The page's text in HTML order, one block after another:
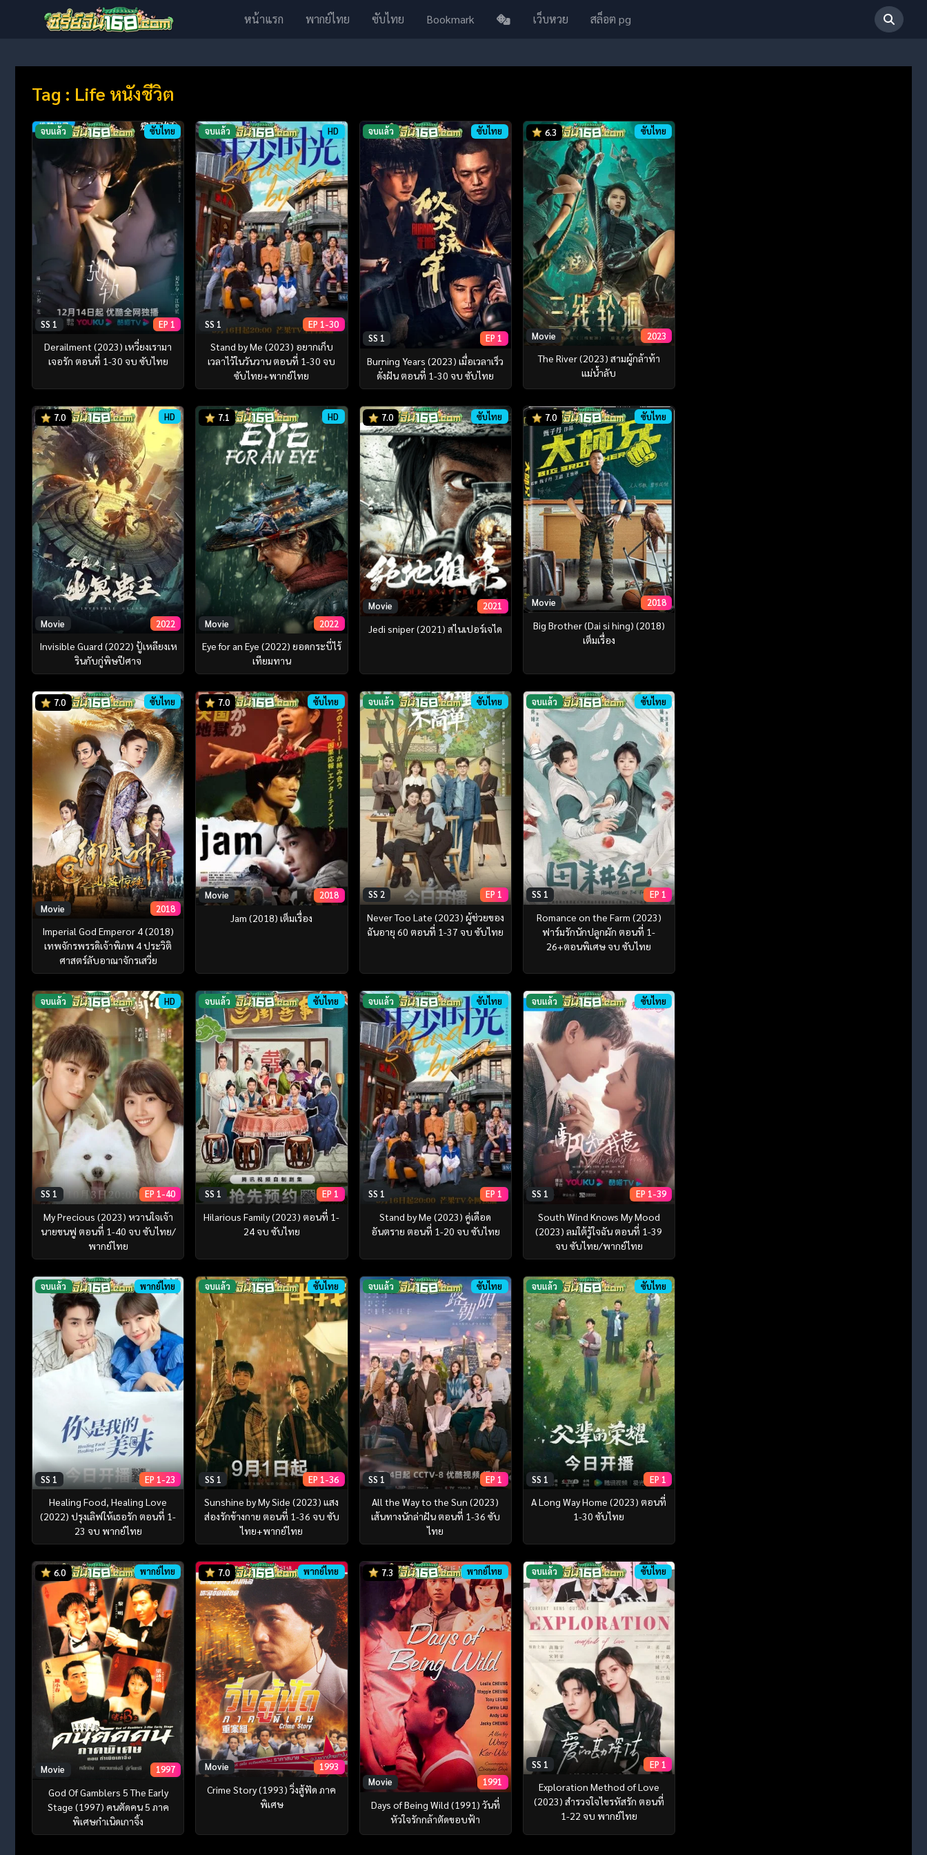
หน้าแรก พากย์ไทย ซับไทย Bookmark เว็บหวย สล็อต pg
Tag : Life หนังชีวิต
จบแล้ว ซับไทย
SS 1 EP 1
Derailment (2023) เหวี่ยงเรามา
เจอรัก ตอนที่ 1-30 จบ ซับไทย
จบแล้ว HD
SS 1 EP 1-30
Stand by Me (2023) อยากเก็บ
เวลาไว้ในวันวาน ตอนที่ 1-30 จบ
ซับไทย+พากย์ไทย
จบแล้ว ซับไทย
SS 1 EP 1
Burning Years (2023) เมื่อเวลาเร็ว
ดั่งฝัน ตอนที่ 1-30 จบ ซับไทย
6.3 ซับไทย
Movie 2023
The River (2023) สามผู้กล้าท้า
แม่น้ำลับ
7.0 HD
Movie 2022
Invisible Guard (2022) ปู้เหลียงเห
รินกับกู่พิษปีศาจ
7.1 HD
Movie 2022
Eye for an Eye (2022) ยอดกระบี่ไร้
เทียมทาน
7.0 ซับไทย
Movie 2021
Jedi sniper (2021) สไนเปอร์เจได
7.0 ซับไทย
Movie 2018
Big Brother (Dai si hing) (2018)
เต็มเรื่อง
7.0 ซับไทย
Movie 2018
Imperial God Emperor 4 (2018)
เทพจักรพรรดิเจ้าพิภพ 4 ประวิติ
ศาสตร์ลับอาณาจักรเสวี่ย
7.0 ซับไทย
Movie 2018
Jam (2018) เต็มเรื่อง
จบแล้ว ซับไทย
SS 2 EP 1
Never Too Late (2023) ผู้ช่วยของ
ฉันอายุ 60 ตอนที่ 1-37 จบ ซับไทย
จบแล้ว ซับไทย
SS 1 EP 1
Romance on the Farm (2023)
ฟาร์มรักนักปลูกผัก ตอนที่ 1-
26+ตอนพิเศษ จบ ซับไทย
จบแล้ว HD
SS 1 EP 1-40
My Precious (2023) หวานใจเจ้า
นายขนฟู ตอนที่ 1-40 จบ ซับไทย/
พากย์ไทย
จบแล้ว ซับไทย
SS 1 EP 1
Hilarious Family (2023) ตอนที่ 1-
24 จบ ซับไทย
จบแล้ว ซับไทย
SS 1 EP 1
Stand by Me (2023) คู่เดือด
อันตราย ตอนที่ 1-20 จบ ซับไทย
จบแล้ว ซับไทย
SS 1 EP 1-39
South Wind Knows My Mood
(2023) ลมใต้รู้ใจฉัน ตอนที่ 1-39
จบ ซับไทย/พากย์ไทย
จบแล้ว พากย์ไทย
SS 1 EP 1-23
Healing Food, Healing Love
(2022) ปรุงเลิฟให้เธอรัก ตอนที่ 1-
23 จบ พากย์ไทย
จบแล้ว ซับไทย
SS 1 EP 1-36
Sunshine by My Side (2023) แสง
ส่องรักข้างกาย ตอนที่ 1-36 จบ ซับ
ไทย+พากย์ไทย
จบแล้ว ซับไทย
SS 1 EP 1
All the Way to the Sun (2023)
เส้นทางนักล่าฝัน ตอนที่ 1-36 ซับ
ไทย
จบแล้ว ซับไทย
SS 1 EP 1
A Long Way Home (2023) ตอนที่
1-30 ซับไทย
6.0 พากย์ไทย
Movie 1997
God Of Gamblers 5 The Early
Stage (1997) คนตัดคน 5 ภาค
พิเศษกำเนิดเกาจิ้ง
7.0 พากย์ไทย
Movie 1993
Crime Story (1993) วิ่งสู้ฟัด ภาค
พิเศษ
7.3 พากย์ไทย
Movie 1991
Days of Being Wild (1991) วันที่
หัวใจรักกล้าตัดขอบฟ้า
จบแล้ว ซับไทย
SS 1 EP 1
Exploration Method of Love
(2023) สำรวจใจไขรหัสรัก ตอนที่
1-22 จบ พากย์ไทย